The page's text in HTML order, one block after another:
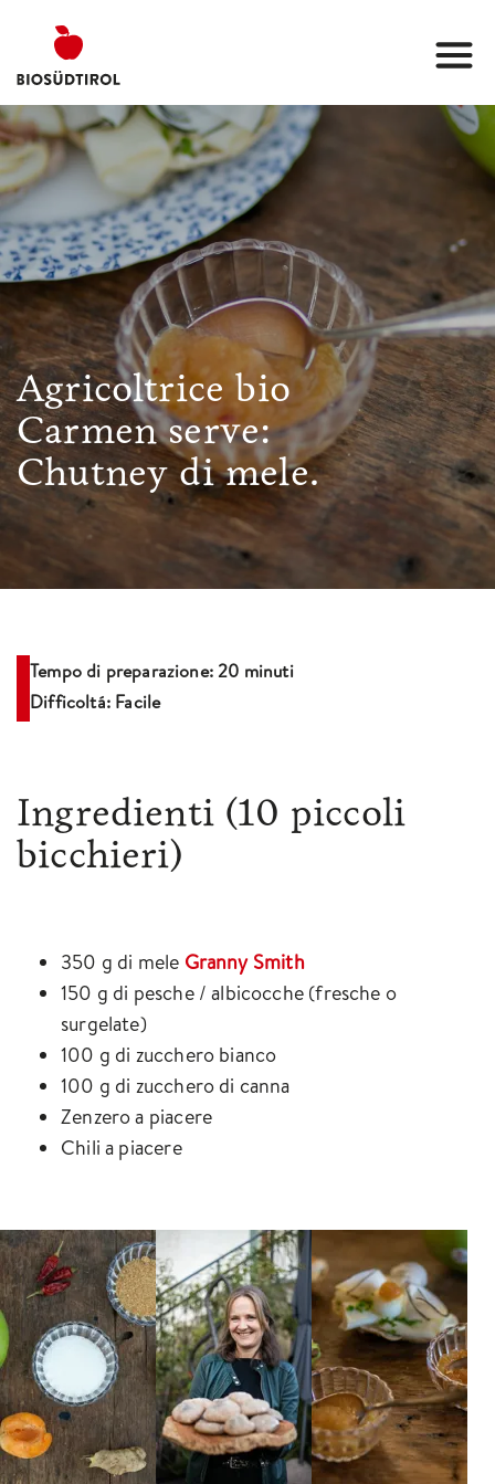
Agricoltrice bio
Carmen serve:
Chutney di mele.
Tempo di preparazione: 20 minuti
Difficoltá: Facile
Ingredienti (10 piccoli
bicchieri)
350 g di mele Granny Smith
150 g di pesche / albicocche (fresche o
surgelate)
100 g di zucchero bianco
100 g di zucchero di canna
Zenzero a piacere
Chili a piacere